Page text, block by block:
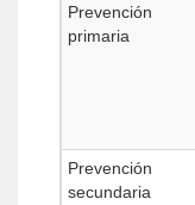
Prevención
primaria
Prevención
secundaria